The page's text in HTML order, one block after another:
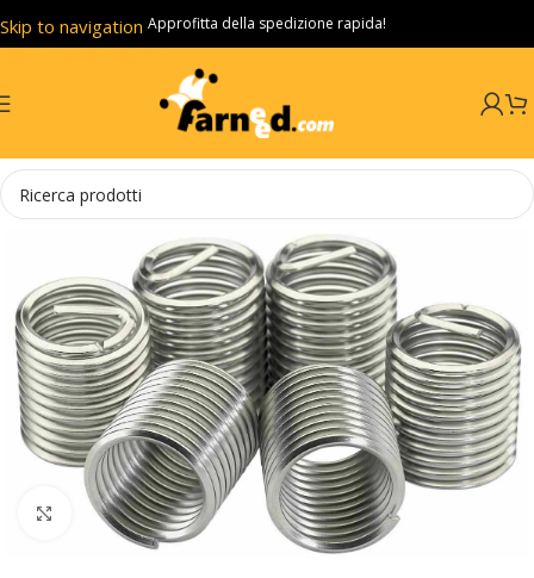
Skip to navigation
Skip to main content
Approfitta della spedizione rapida!
Click to enlarge